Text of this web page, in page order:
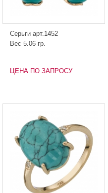
Серьги арт.1452
Вес 5.06 гр.
ЦЕНА ПО ЗАПРОСУ